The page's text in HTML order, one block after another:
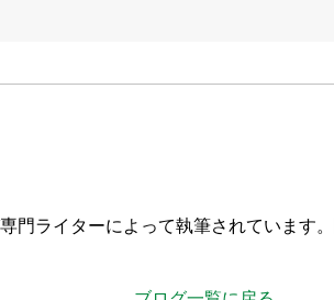
門ライターによって執筆されています